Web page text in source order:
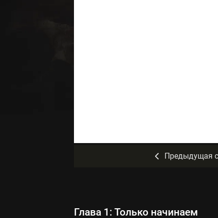
Предыдущая
Глава 1: Только начинаем